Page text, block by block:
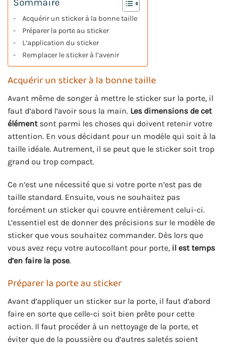
Acquérir un sticker à la bonne taille
Préparer la porte au sticker
L’application du sticker
Remplacer le sticker à l’avenir
Acquérir un sticker à la bonne taille
Avant même de songer à mettre le sticker sur la porte, il
faut d’abord l’avoir sous la main. Les dimensions de cet
élément sont parmi les choses qui doivent retenir votre
attention. En vous décidant pour un modèle qui soit à la
taille idéale. Autrement, il se peut que le sticker soit trop
grand ou trop compact.
Ce n’est une nécessité que si votre porte n’est pas de
taille standard. Ensuite, vous ne souhaitez pas
forcément un sticker qui couvre entièrement celui-ci.
L’essentiel est de donner des précisions sur le modèle de
sticker que vous souhaitez commander. Dès lors que
vous avez reçu votre autocollant pour porte, il est temps
d’en faire la pose.
Préparer la porte au sticker
Avant d’appliquer un sticker sur la porte, il faut d’abord
faire en sorte que celle-ci soit bien prête pour cette
action. Il faut procéder à un nettoyage de la porte, et
éviter que de la poussière ou d’autres saletés soient